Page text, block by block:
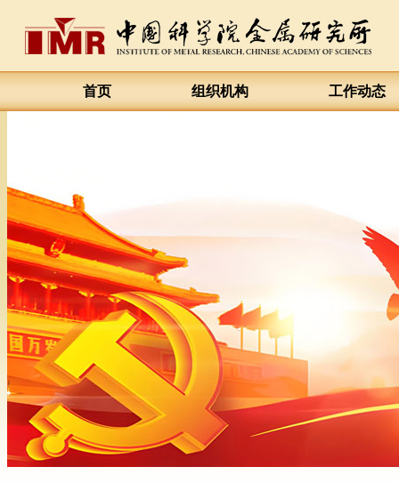
首页 组织机构 工作动态